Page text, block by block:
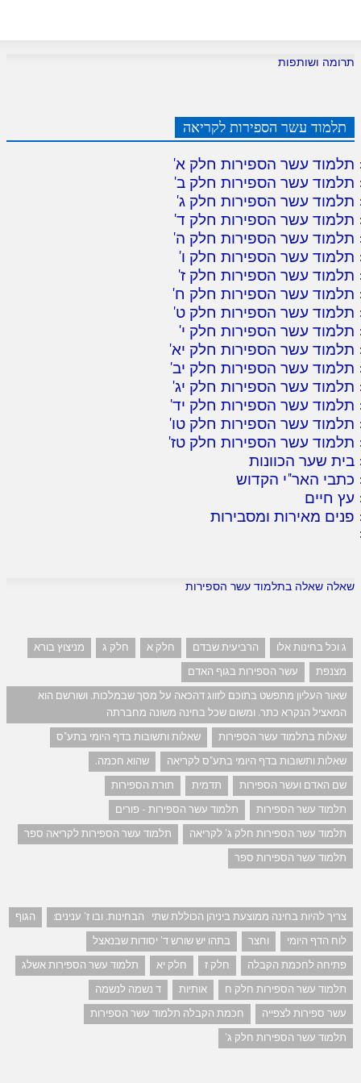
תרומה ושותפות
תלמוד עשר הספירות לקריאה
תלמוד עשר הספירות חלק א'
תלמוד עשר הספירות חלק ב'
תלמוד עשר הספירות חלק ג'
תלמוד עשר הספירות חלק ד'
תלמוד עשר הספירות חלק ה'
תלמוד עשר הספירות חלק ו'
תלמוד עשר הספירות חלק ז'
תלמוד עשר הספירות חלק ח'
תלמוד עשר הספירות חלק ט'
תלמוד עשר הספירות חלק י'
תלמוד עשר הספירות חלק יא'
תלמוד עשר הספירות חלק יב'
תלמוד עשר הספירות חלק יג'
תלמוד עשר הספירות חלק יד'
תלמוד עשר הספירות חלק טו'
תלמוד עשר הספירות חלק טז'
בית שער הכוונות
כתבי האר"י הקדוש
עץ חיים
פנים מאירות ומסבירות
שאלה שאלה בתלמוד עשר הספירות
ג וכל בחינות אלו הרביעית שבדם חלק א חלק ג
מניצוץ בורא
מצנפת
עשר הספירות בגוף האדם
שאור העליון מתפשט בתוכם לזווג דהכאה על מסך שבמלכות. ושורשם הוא
המאציל הנקרא כתר. ומשום שכל בחינה משונה מחברתה
שאלות בתלמוד עשר הספירות
שאלות ותשובות בדף היומי בתע"ס
שאלות ותשובות בדף היומי בתע"ס לקריאה
שהוא חכמה.
שם האדם ועשר הספירות
תדמית
תורת הספירות
תלמוד עשר הספירות
תלמוד עשר הספירות - פורים
תלמוד עשר הספירות חלק ג' לקריאה
תלמוד עשר הספירות לקריאה ספר
תלמוד עשר הספירות ספר
צריך להיות בחינה ממוצעת ביניהן הכוללת שתי הבחינות. ובו ז' ענינים:
הגוף
לוח הדף היומי
וחצר
בתהו יש שורש ד' יסודות שבנאצל
פתיחה לחכמת הקבלה
חלק ז חלק יא
תלמוד עשר הספירות אשלג
תלמוד עשר הספירות חלק ח
אותיות
ד נשמה לנשמה
עשר ספירות לצפייה
חכמת הקבלה תלמוד עשר הספירות
תלמוד עשר הספירות חלק ג'